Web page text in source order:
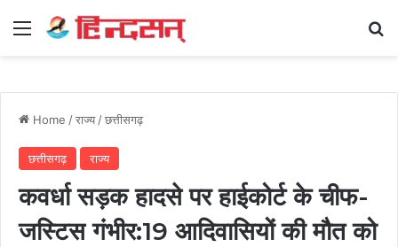
Menu
Home /राज्य /छत्तीसगढ़
छत्तीसगढ़ राज्य
कवर्धा सड़क हादसे पर हाईकोर्ट के चीफ-
जस्टिस गंभीर:19 आदिवासियों की मौत को